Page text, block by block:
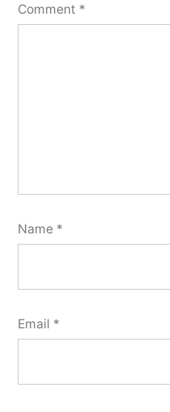
Comment *
Name *
Email *